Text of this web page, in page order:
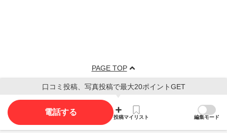
PAGE TOP
口コミ投稿、写真投稿で最大20ポイントGET
電話する
投稿マイリスト 編集モード